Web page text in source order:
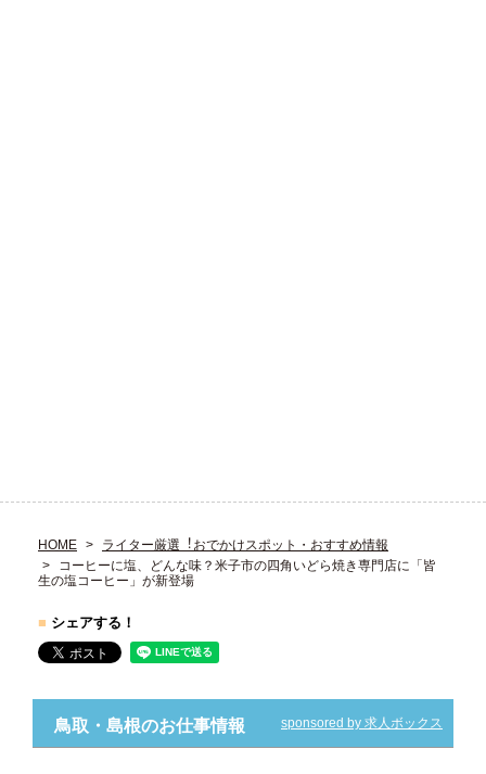
HOME
ライター厳選︕おでかけスポット・おすすめ情報
コーヒーに塩、どんな味？米子市の四角いどら焼き専門店に「皆
生の塩コーヒー」が新登場
■ シェアする！
鳥取・島根のお仕事情報 sponsored by 求人ボックス